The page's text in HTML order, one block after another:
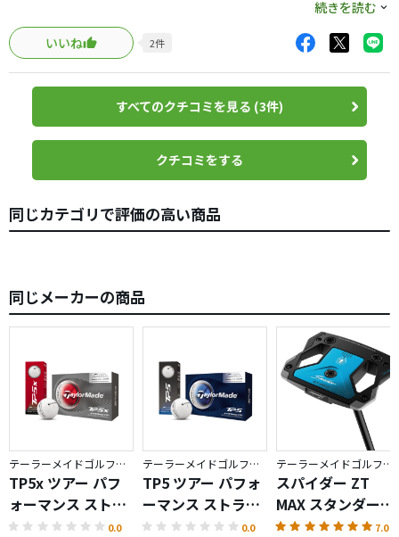
因みにテーラーメイドは、他のメーカーよりやや長さが足
りないので、35インチです。
まだ、室内で転がしてるだけですが
構えやすく、方向性も良く。期待満点です。
早くコースに持ち込みたいです。
ただ、ネック違いで、限定はないんじゃない
続きを読む
いいね
2件
すべてのクチコミを見る (3件)
クチコミをする
同じカテゴリで評価の高い商品
同じメーカーの商品
テーラーメイドゴルフ／TP5
TP5x ツアー パフ
ォーマンス ストラ
イプ ボール
0.0
テーラーメイドゴルフ／TP5
TP5 ツアー パフォ
ーマンス ストライ
プ ボール
0.0
テーラーメイドゴルフ／Spider ZT
スパイダー ZT
MAX スタンダード
パター
7.0